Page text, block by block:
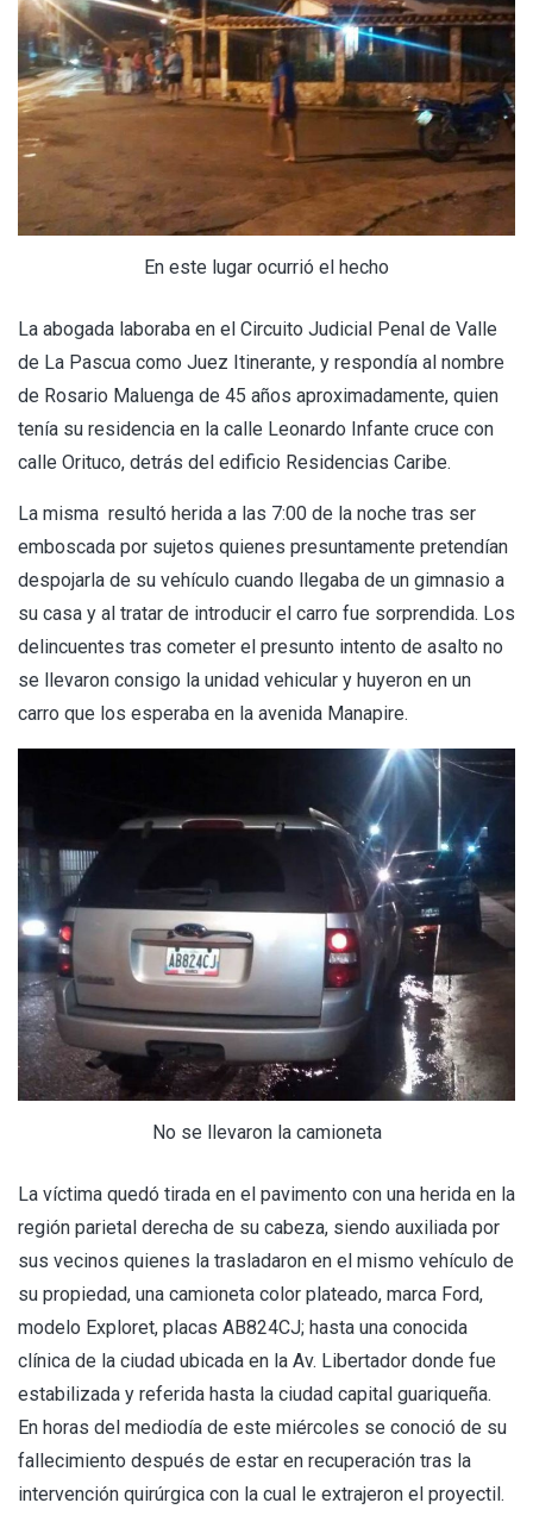
En este lugar ocurrió el hecho
La abogada laboraba en el Circuito Judicial Penal de Valle
de La Pascua como Juez Itinerante, y respondía al nombre
de Rosario Maluenga de 45 años aproximadamente, quien
tenía su residencia en la calle Leonardo Infante cruce con
calle Orituco, detrás del edificio Residencias Caribe.
La misma resultó herida a las 7:00 de la noche tras ser
emboscada por sujetos quienes presuntamente pretendían
despojarla de su vehículo cuando llegaba de un gimnasio a
su casa y al tratar de introducir el carro fue sorprendida. Los
delincuentes tras cometer el presunto intento de asalto no
se llevaron consigo la unidad vehicular y huyeron en un
carro que los esperaba en la avenida Manapire.
No se llevaron la camioneta
La víctima quedó tirada en el pavimento con una herida en la
región parietal derecha de su cabeza, siendo auxiliada por
sus vecinos quienes la trasladaron en el mismo vehículo de
su propiedad, una camioneta color plateado, marca Ford,
modelo Exploret, placas AB824CJ; hasta una conocida
clínica de la ciudad ubicada en la Av. Libertador donde fue
estabilizada y referida hasta la ciudad capital guariqueña.
En horas del mediodía de este miércoles se conoció de su
fallecimiento después de estar en recuperación tras la
intervención quirúrgica con la cual le extrajeron el proyectil.